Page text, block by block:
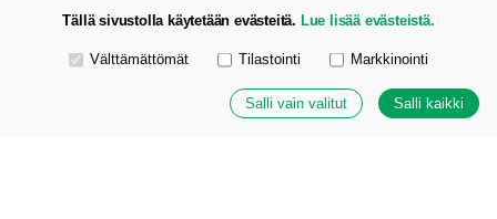
Tällä sivustolla käytetään evästeitä. Lue lisää evästeistä.
Valitse käytettävät evästeet
Välttämättömät Tilastointi Markkinointi
Salli vain valitut Salli kaikki